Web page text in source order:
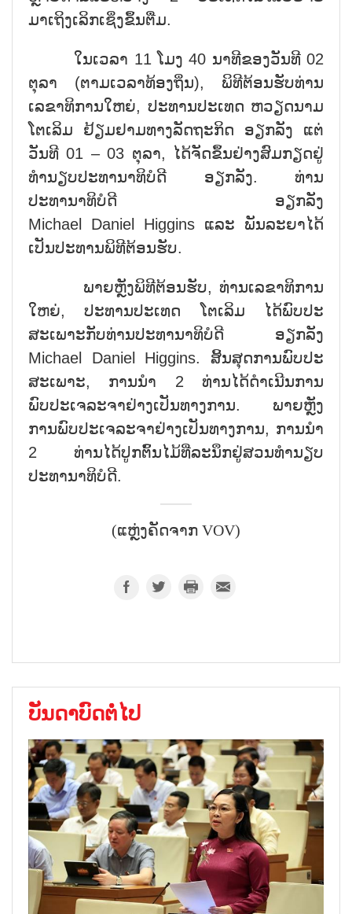
ມາເຖິງເລິກເຊິ່ງຂຶ້ນຕື່ມ.
ໃນເວລາ 11 ໂມງ 40 ນາທີຂອງວັນທີ 02
ຕຸລາ (ຕາມເວລາທ້ອງຖິ່ນ), ພິທີຕ້ອນຮັບທ່ານ
ເລຂາທິການໃຫຍ່, ປະທານປະເທດ ຫວຽດນາມ
ໂຕເລິມ ຢ້ຽມຢາມທາງລັດຖະກິດ ອຽກລັງ ແຕ່
ວັນທີ 01 – 03 ຕຸລາ, ໄດ້ຈັດຂຶ້ນຢ່າງສົມກຽດຢູ່
ທຳນຽບປະທານາທິບໍດີ ອຽກລັງ. ທ່ານ
ປະທານາທິບໍດີ ອຽກລັງ
Michael Daniel Higgins ແລະ ພັນລະຍາໄດ້
ເປັນປະທານພິທີຕ້ອນຮັບ.
ພາຍຫຼັງພິທີຕ້ອນຮັບ, ທ່ານເລຂາທິການ
ໃຫຍ່, ປະທານປະເທດ ໂຕເລິມ ໄດ້ພົບປະ
ສະເພາະກັບທ່ານປະທານາທິບໍດີ ອຽກລັງ
Michael Daniel Higgins. ສິ້ນສຸດການພົບປະ
ສະເພາະ, ການນຳ 2 ທ່ານໄດ້ດຳເນີນການ
ພົບປະເຈລະຈາຢ່າງເປັນທາງການ. ພາຍຫຼັງ
ການພົບປະເຈລະຈາຢ່າງເປັນທາງການ, ການນຳ
2 ທ່ານໄດ້ປູກຕົ້ນໄມ້ທີ່ລະນຶກຢູ່ສວນທຳນຽບ
ປະທານາທິບໍດີ.
(ແຫຼ່ງຄັດຈາກ VOV)
ບັນດາບົດຕໍ່ໄປ